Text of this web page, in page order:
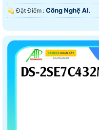
️💫 Đặt Điểm : Công Nghệ AI.